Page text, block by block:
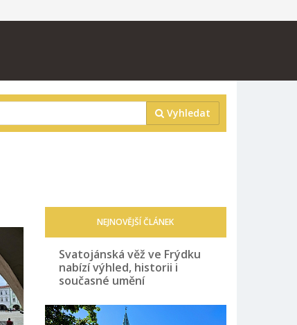
Vyhledat
NEJNOVĚJŠÍ ČLÁNEK
Svatojánská věž ve Frýdku
nabízí výhled, historii i
současné umění